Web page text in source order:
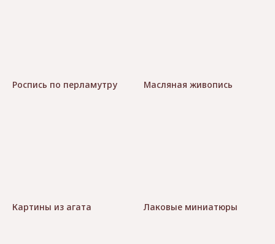
Роспись по перламутру Масляная живопись
Картины из агата Лаковые миниатюры